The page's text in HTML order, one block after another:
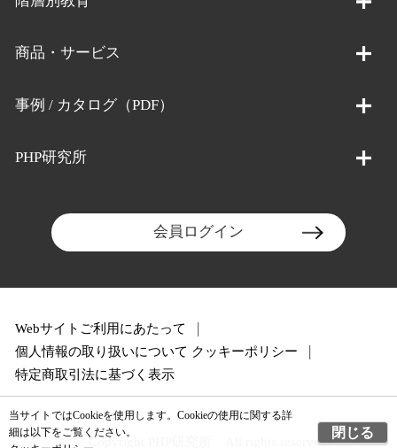
商品・サービス
事例 / カタログ（PDF）
PHP研究所
会員ログイン
Webサイトご利用にあたって
個人情報の取り扱いについて クッキーポリシー
特定商取引法に基づく表示
Copyright PHP研究所 All rights reserved.
当サイトではCookieを使用します。Cookieの使用に関する詳
細は以下をご覧ください。
閉じる